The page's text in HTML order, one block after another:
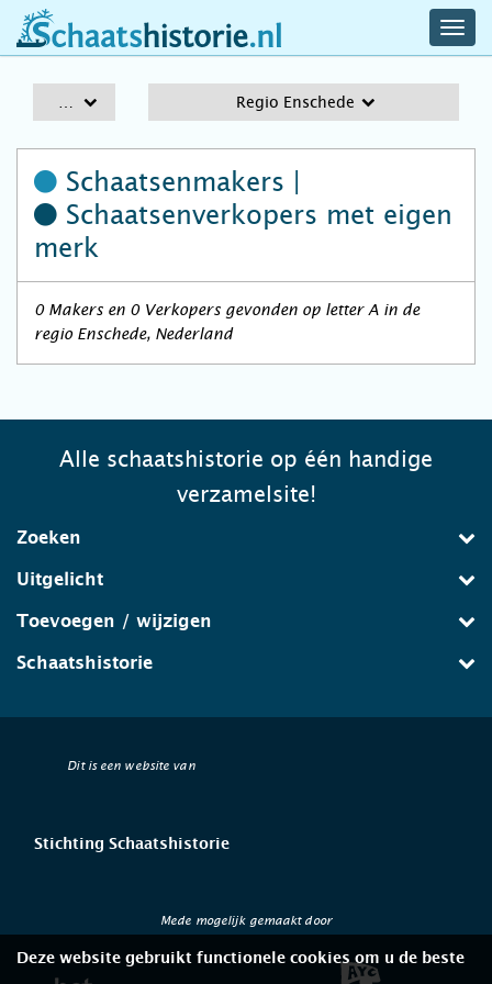
schaatshistorie.nl
Regio Enschede
Schaatsenmakers |
Schaatsenverkopers met eigen
merk
0 Makers en 0 Verkopers gevonden op letter A in de
regio Enschede, Nederland
Alle schaatshistorie op één handige
verzamelsite!
Zoeken
Uitgelicht
Toevoegen / wijzigen
Schaatshistorie
Dit is een website van
Stichting Schaatshistorie
Mede mogelijk gemaakt door
Deze website gebruikt functionele cookies om u de beste